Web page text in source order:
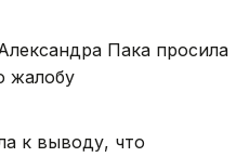
Пака просила
жалобу
к выводу, что